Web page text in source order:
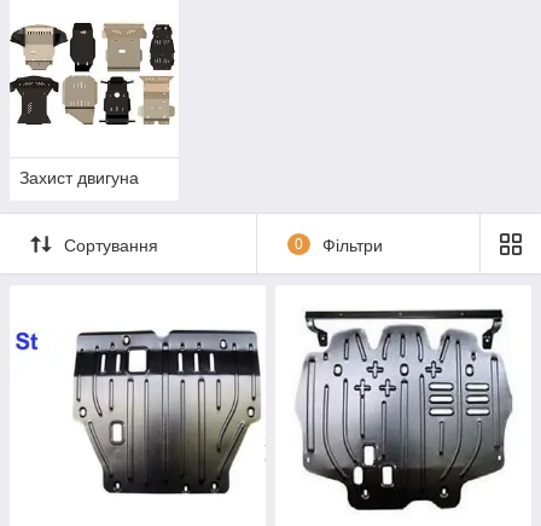
Захист двигуна
Сортування 0 Фільтри